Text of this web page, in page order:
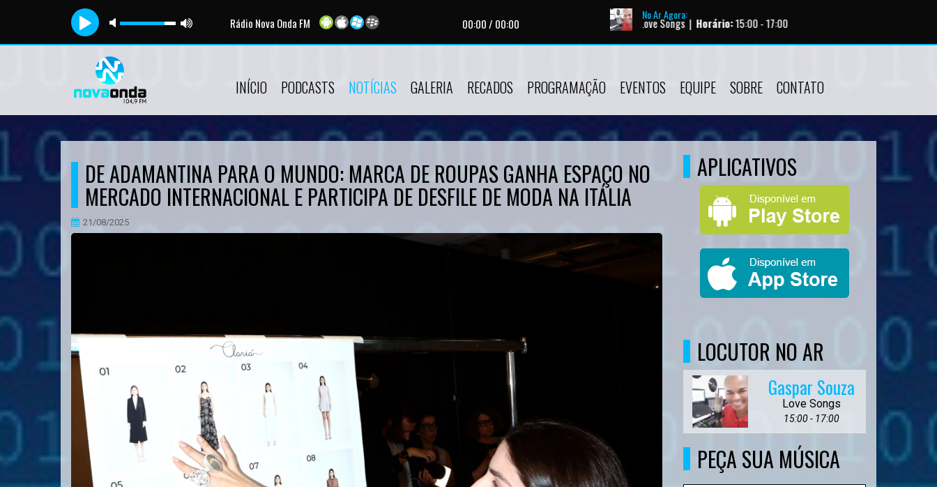
Rádio Nova Onda FM 00:00/ 00:00
No Ar Agora:
Tocando agora:Ao Vivo - Live Broadcast |Apresentador: Gaspar Souza |Programa: Horário: 15:00 - 17:00
INÍCIO PODCASTS NOTÍCIAS GALERIA RECADOS PROGRAMAÇÃO EVENTOS EQUIPE SOBRE CONTATO
DE ADAMANTINA PARA O MUNDO: MARCA DE ROUPAS GANHA ESPAÇO NO
MERCADO INTERNACIONAL E PARTICIPA DE DESFILE DE MODA NA ITÁLIA
21/08/2025
APLICATIVOS
LOCUTOR NO AR
Gaspar Souza
Love Songs
15:00 - 17:00
PEÇA SUA MÚSICA